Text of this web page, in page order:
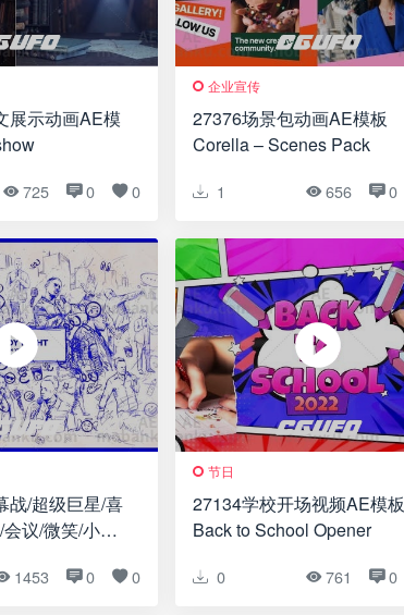
展示动画AE模
725 0 0
企业宣传
27376场景包动画AE模板
Corella – Scenes Pack
1 656 0
战/超级巨星/喜
议/微笑/小丑/
Superstar/
1453 0 0
节日
27134学校开场视频AE模板
Back to School Opener
0 761 0